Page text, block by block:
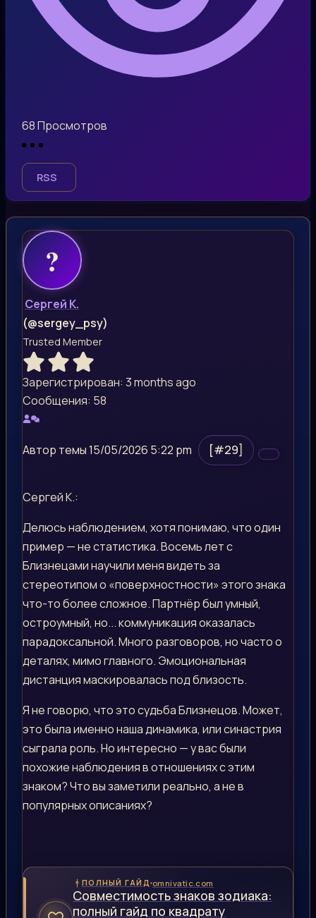
68Просмотров
RSS
Сергей К.
(@sergey_psy)
Trusted Member
Зарегистрирован: 3 months ago
Сообщения: 58
Автор темы15/05/2026 5:22 pm [#29]
Сергей К.:
Делюсь наблюдением, хотя понимаю, что один
пример — не статистика. Восемь лет с
Близнецами научили меня видеть за
стереотипом о «поверхностности» этого знака
что-то более сложное. Партнёр был умный,
остроумный, но... коммуникация оказалась
парадоксальной. Много разговоров, но часто о
деталях, мимо главного. Эмоциональная
дистанция маскировалась под близость.
Я не говорю, что это судьба Близнецов. Может,
это была именно наша динамика, или синастрия
сыграла роль. Но интересно — у вас были
похожие наблюдения в отношениях с этим
знаком? Что вы заметили реально, а не в
популярных описаниях?
ПОЛНЫЙ ГАЙД omnivatic.com
Совместимость знаков зодиака:
полный гайд по квадрату